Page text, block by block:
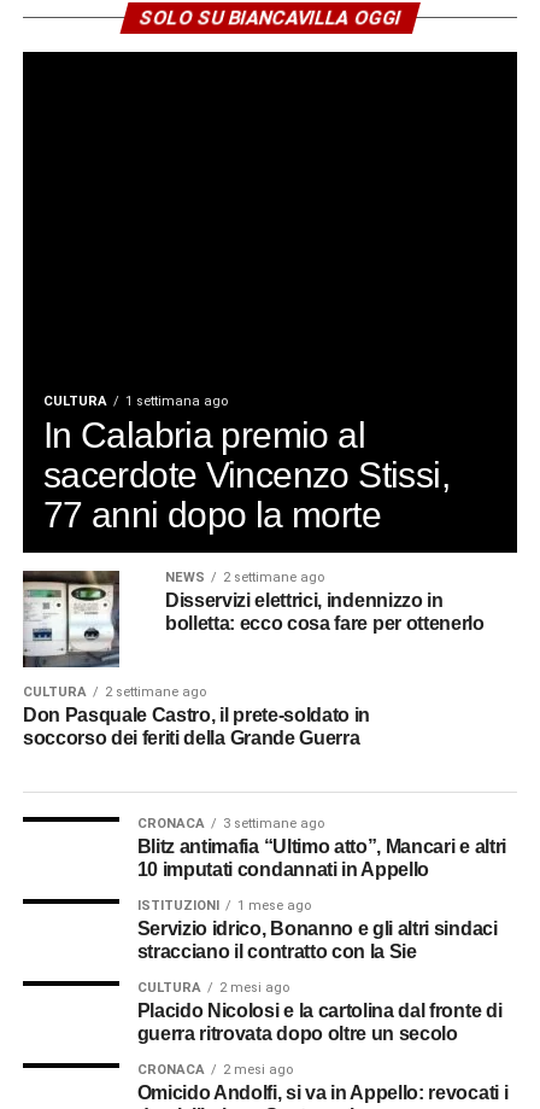
SOLO SU BIANCAVILLA OGGI
CULTURA 1 settimana ago
In Calabria premio al
sacerdote Vincenzo Stissi,
77 anni dopo la morte
NEWS 2 settimane ago
Disservizi elettrici, indennizzo in
bolletta: ecco cosa fare per ottenerlo
CULTURA 2 settimane ago
Don Pasquale Castro, il prete-soldato in
soccorso dei feriti della Grande Guerra
CRONACA 3 settimane ago
Blitz antimafia “Ultimo atto”, Mancari e altri
10 imputati condannati in Appello
ISTITUZIONI 1 mese ago
Servizio idrico, Bonanno e gli altri sindaci
stracciano il contratto con la Sie
CULTURA 2 mesi ago
Placido Nicolosi e la cartolina dal fronte di
guerra ritrovata dopo oltre un secolo
CRONACA 2 mesi ago
Omicido Andolfi, si va in Appello: revocati i